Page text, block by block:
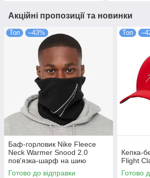
Акційні пропозиції та новинки
Топ –43%
Баф-горловик Nike Fleece
Neck Warmer Snood 2.0
пов'язка-шарф на шию
(N.100.0656.010.OS)
Готово до відправки
Топ
Кепка-
Flight
Готово